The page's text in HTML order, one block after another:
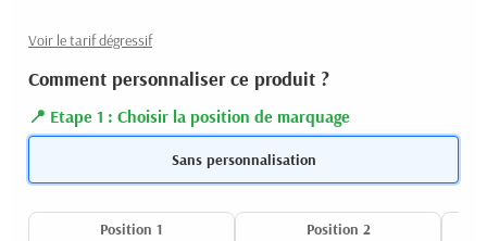
Voir le tarif dégressif
Comment personnaliser ce produit ?
Etape 1 : Choisir la position de marquage
Sans personnalisation
Position 1 Position 2